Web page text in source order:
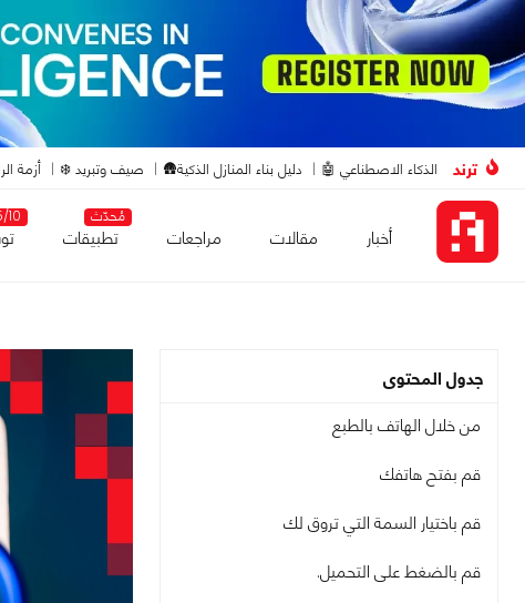
ترند الذكاء الاصطناعي 🤖 دليل بناء المنازل الذكية🛖 صيف وتبريد ❄️ أزمة
أخبار مقالات مراجعات
مُحدّث
تطبيقات
10
جدول المحتوى
من خلال الهاتف بالطبع
قم بفتح هاتفك
قم باختيار السمة التي تروق لك
قم بالضغط على التحميل.